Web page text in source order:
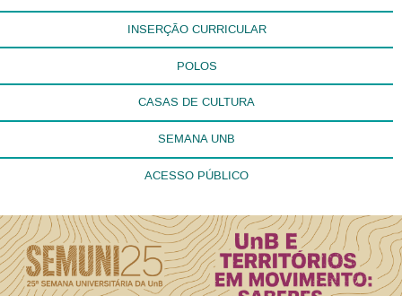
INSERÇÃO CURRICULAR
POLOS
CASAS DE CULTURA
SEMANA UNB
ACESSO PÚBLICO